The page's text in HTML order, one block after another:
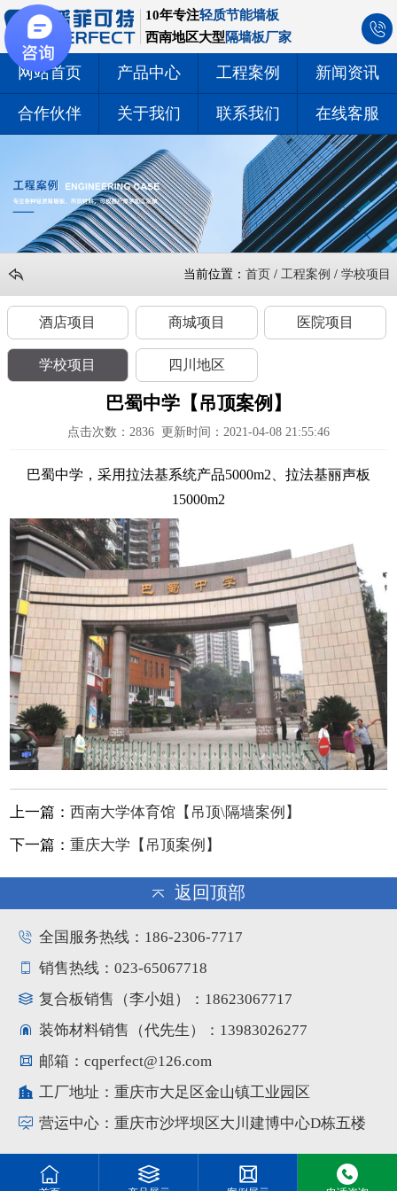
10年专注轻质节能墙板
西南地区大型隔墙板厂家
网站首页 产品中心 工程案例 新闻资讯
合作伙伴 关于我们 联系我们 在线客服
当前位置： 首页 / 工程案例 / 学校项目
酒店项目 商城项目 医院项目
学校项目 四川地区
巴蜀中学【吊顶案例】
点击次数： 2836 更新时间：2021-04-08 21:55:46
巴蜀中学，采用拉法基系统产品5000m2、拉法基丽声板
15000m2
上一篇：西南大学体育馆【吊顶\隔墙案例】
下一篇：重庆大学【吊顶案例】
返回顶部
全国服务热线：186-2306-7717
销售热线：023-65067718
复合板销售（李小姐）：18623067717
装饰材料销售（代先生）：13983026277
邮箱：cqperfect@126.com
工厂地址：重庆市大足区金山镇工业园区
营运中心：重庆市沙坪坝区大川建博中心D栋五楼